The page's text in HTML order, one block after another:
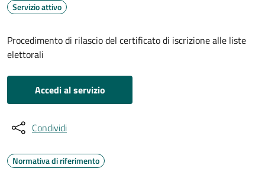
Servizio attivo
Procedimento di rilascio del certificato di iscrizione alle liste
elettorali
Accedi al servizio
Condividi
Normativa di riferimento